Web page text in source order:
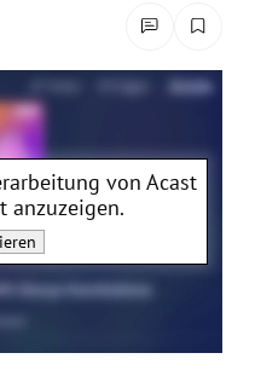
von Acast
anzuzeigen.